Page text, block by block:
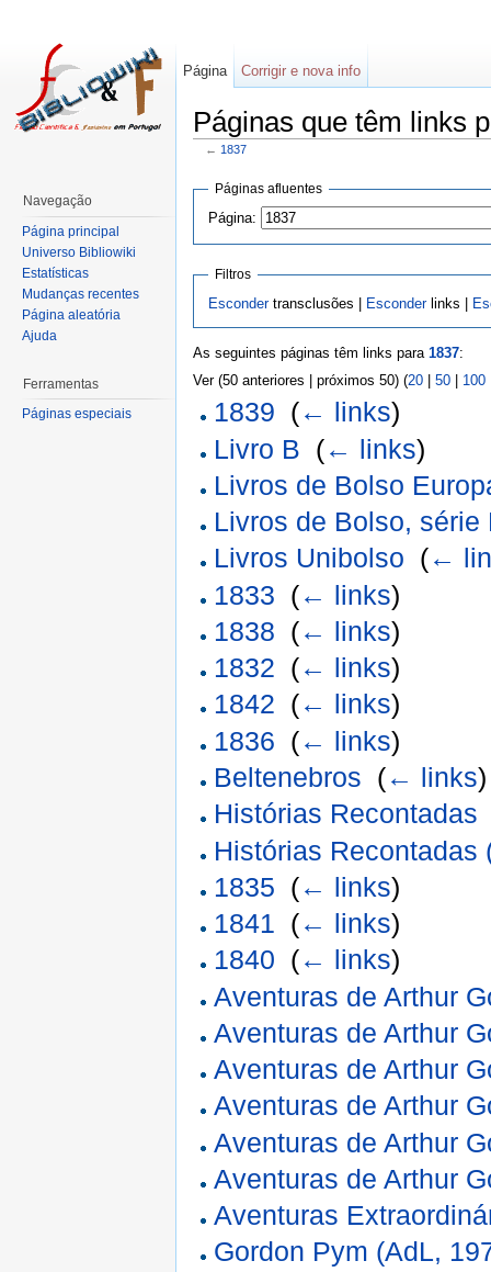
Páginas que têm links
← 1837
Páginas afluentes
Página:
Filtros
Escondertransclusões | Esconderlinks |
As seguintes páginas têm links para 1837:
Ver (50 anteriores | próximos 50) (20 50 100
1839 (← links)
Livro B (← links)
Livros de Bolso
Livros de Bolso, série
Livros Unibolso (←
1833 (← links)
1838 (← links)
1832 (← links)
1842 (← links)
1836 (← links)
Beltenebros (← links)
Histórias Recontadas
Histórias Recontadas
1835 (← links)
1841 (← links)
1840 (← links)
Aventuras de Arthur
Aventuras de Arthur
Aventuras de Arthur
Aventuras de Arthur
Aventuras de Arthur
Aventuras de Arthur
Aventuras
Gordon Pym (AdL,
Página Corrigir e nova info
Navegação
Página principal
Universo Bibliowiki
Estatísticas
Mudanças recentes
Página aleatória
Ajuda
Ferramentas
Páginas especiais